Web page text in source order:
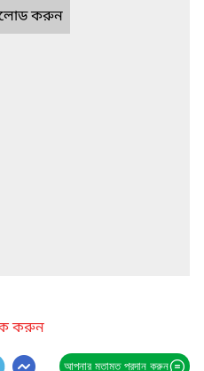
করুন
করুন
আপনার মতামত প্রদান করুন